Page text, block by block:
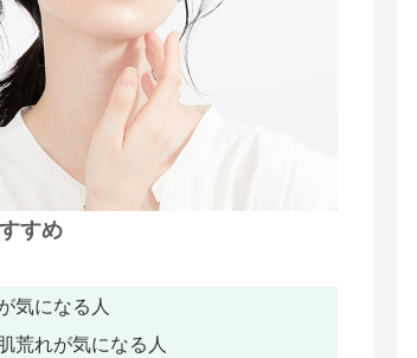
すめ
気になる人
荒れが気になる人